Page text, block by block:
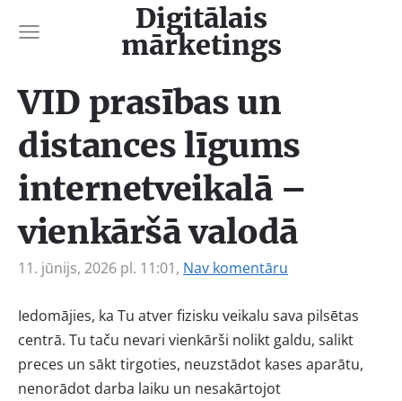
Digitālais
mārketings
VID prasības un
distances līgums
internetveikalā –
vienkāršā valodā
11. jūnijs, 2026 pl. 11:01, Nav komentāru
Iedomājies, ka Tu atver fizisku veikalu sava pilsētas
centrā. Tu taču nevari vienkārši nolikt galdu, salikt
preces un sākt tirgoties, neuzstādot kases aparātu,
nenorādot darba laiku un nesakārtojot